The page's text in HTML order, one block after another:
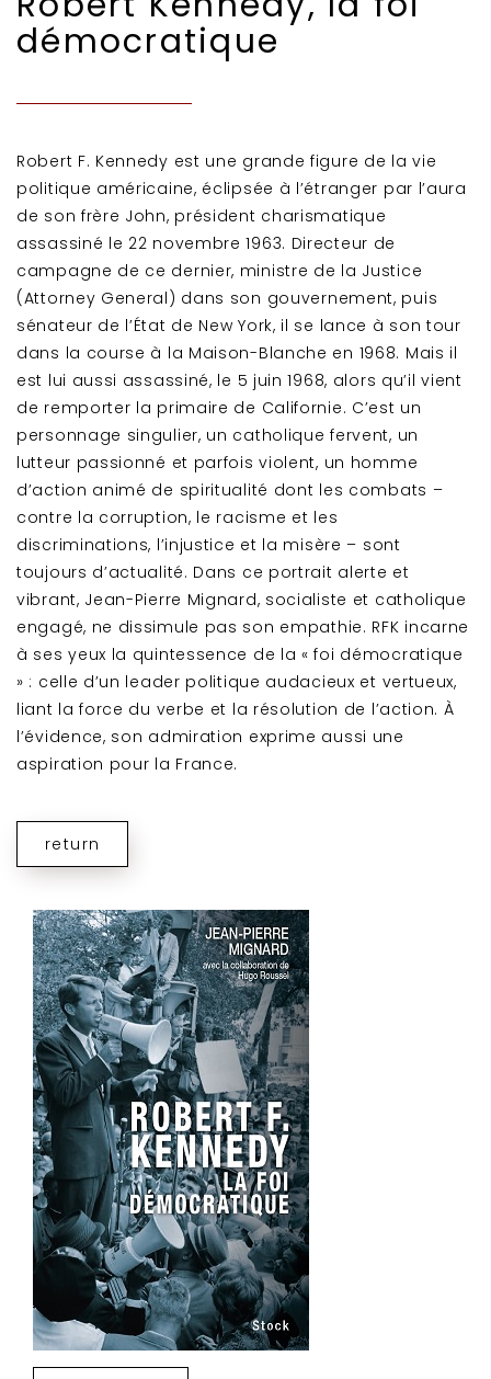
démocratique
Robert F. Kennedy est une grande figure de la vie
politique américaine, éclipsée à l’étranger par l’aura
de son frère John, président charismatique
assassiné le 22 novembre 1963. Directeur de
campagne de ce dernier, ministre de la Justice
(Attorney General) dans son gouvernement, puis
sénateur de l’État de New York, il se lance à son tour
dans la course à la Maison-Blanche en 1968. Mais il
est lui aussi assassiné, le 5 juin 1968, alors qu’il vient
de remporter la primaire de Californie. C’est un
personnage singulier, un catholique fervent, un
lutteur passionné et parfois violent, un homme
d’action animé de spiritualité dont les combats –
contre la corruption, le racisme et les
discriminations, l’injustice et la misère – sont
toujours d’actualité. Dans ce portrait alerte et
vibrant, Jean-Pierre Mignard, socialiste et catholique
engagé, ne dissimule pas son empathie. RFK incarne
à ses yeux la quintessence de la « foi démocratique
» : celle d’un leader politique audacieux et vertueux,
liant la force du verbe et la résolution de l’action. À
l’évidence, son admiration exprime aussi une
aspiration pour la France.
return